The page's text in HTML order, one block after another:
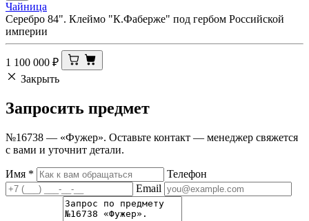
Чайница
Серебро 84". Клеймо "К.Фаберже" под гербом Российской
империи
1 100 000 ₽
Закрыть
Запросить предмет
№16738 — «Фужер». Оставьте контакт — менеджер свяжется
с вами и уточнит детали.
Имя *
Телефон
Email